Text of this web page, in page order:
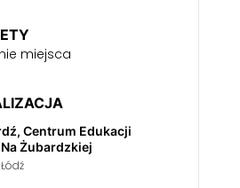
miejsca
Centrum Edukacji
Żubardzkiej